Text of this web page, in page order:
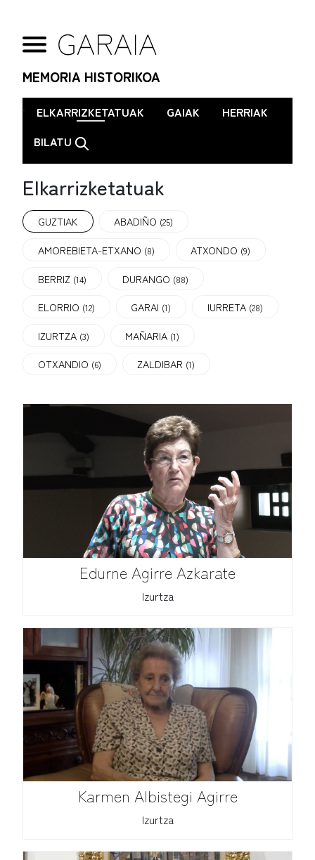
MEMORIA HISTORIKOA
. ELKARRIZKETATUAK GAIAK
HERRIAK
BILATU
Elkarrizketatuak
GUZTIAK ABADIÑO (25)
AMOREBIETA-ETXANO (8) ATXONDO (9)
BERRIZ (14) DURANGO (88)
ELORRIO (12) GARAI (1) IURRETA (28)
IZURTZA (3) MAÑARIA (1)
OTXANDIO (6) ZALDIBAR (1)
Edurne Agirre Azkarate
Izurtza
Karmen Albistegi Agirre
Izurtza